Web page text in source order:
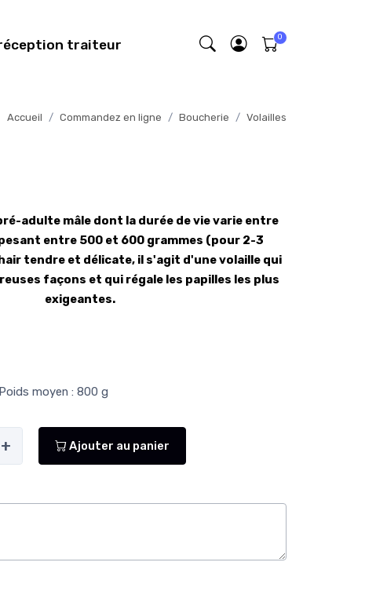
traiteur
Accueil Commandez en ligne Boucherie Volailles
adulte mâle dont la durée de vie varie entre
entre 500 et 600 grammes (pour 2-3
tendre et délicate, il s'agit d'une volaille qui
façons et qui régale les papilles les plus
exigeantes.
moyen : 800 g
+ Ajouter au panier